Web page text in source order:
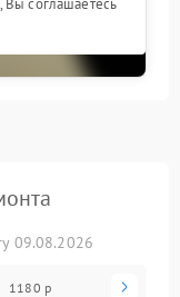
Вы соглашаетесь
09.08.2026
1180 р